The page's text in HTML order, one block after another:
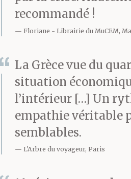
plusieurs jours.
Jeudi Saint, le
soufflait,
les arbres
dans le vent
secoués par
recommandé !
Floriane Librairie du MuCEM,
La Grèce vue du
situation
l’intérieur […] Un
empathie véritable
semblables.
L'Arbre du voyageur, Paris